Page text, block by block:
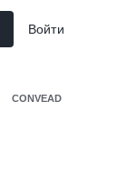
Войти
CONVEAD